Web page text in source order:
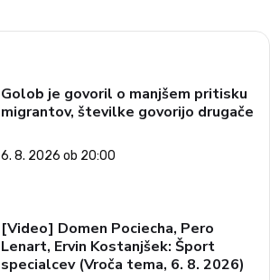
Golob je govoril o manjšem pritisku
migrantov, številke govorijo drugače
6. 8. 2026 ob 20:00
[Video] Domen Pociecha, Pero
Lenart, Ervin Kostanjšek: Šport
specialcev (Vroča tema, 6. 8. 2026)